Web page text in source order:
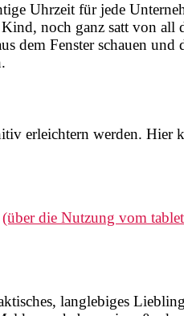
Uhrzeit für jede
noch ganz satt von
dem Fenster schauen
erleichtern werden. Hier
(über die Nutzung vom
langlebiges